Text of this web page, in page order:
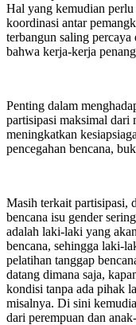
Hal yang kemudian
koordinasi antar
terbangun saling
bahwa kerja-kerja
Penting dalam
partisipasi maksimal dari
meningkatkan
pencegahan bencana,
Masih terkait partisipasi,
bencana isu gender
adalah laki-laki yang
bencana, sehingga laki-
pelatihan tanggap
datang dimana saja,
kondisi tanpa ada pihak
misalnya. Di sini
dari perempuan dan